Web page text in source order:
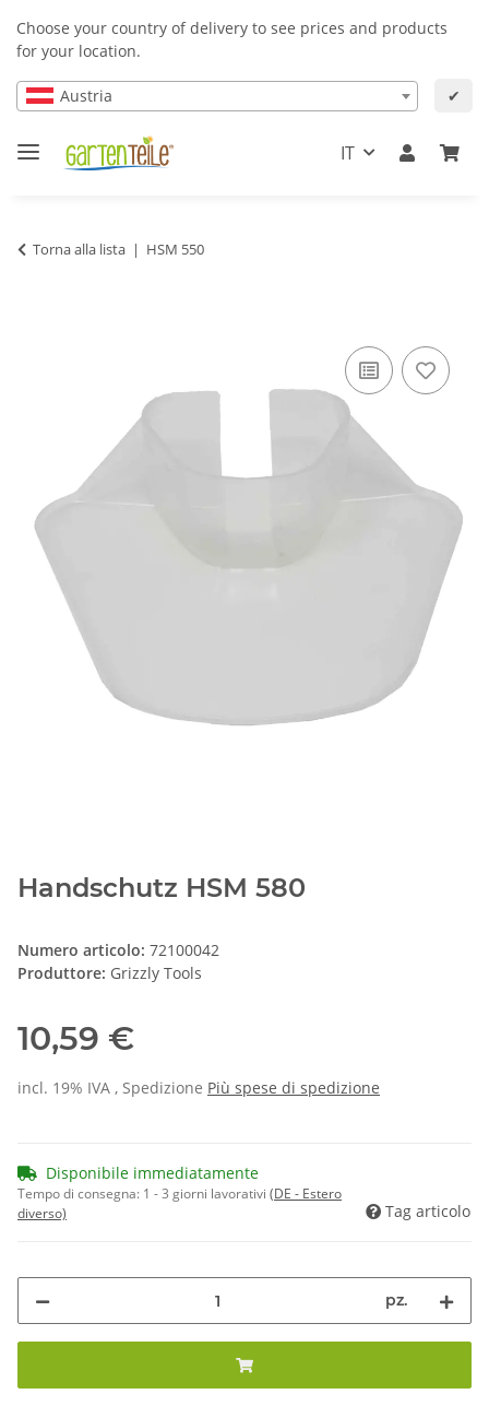
Choose your country of delivery to see prices and products
for your location.
Austria ✔
IT
Torna alla lista HSM 550
Handschutz HSM 580
Numero articolo: 72100042
Produttore: Grizzly Tools
10,59 €
incl. 19% IVA , Spedizione Più spese di spedizione
Disponibile immediatamente
Tempo di consegna: 1 - 3 giorni lavorativi (DE - Estero
diverso)
Tag articolo
pz.